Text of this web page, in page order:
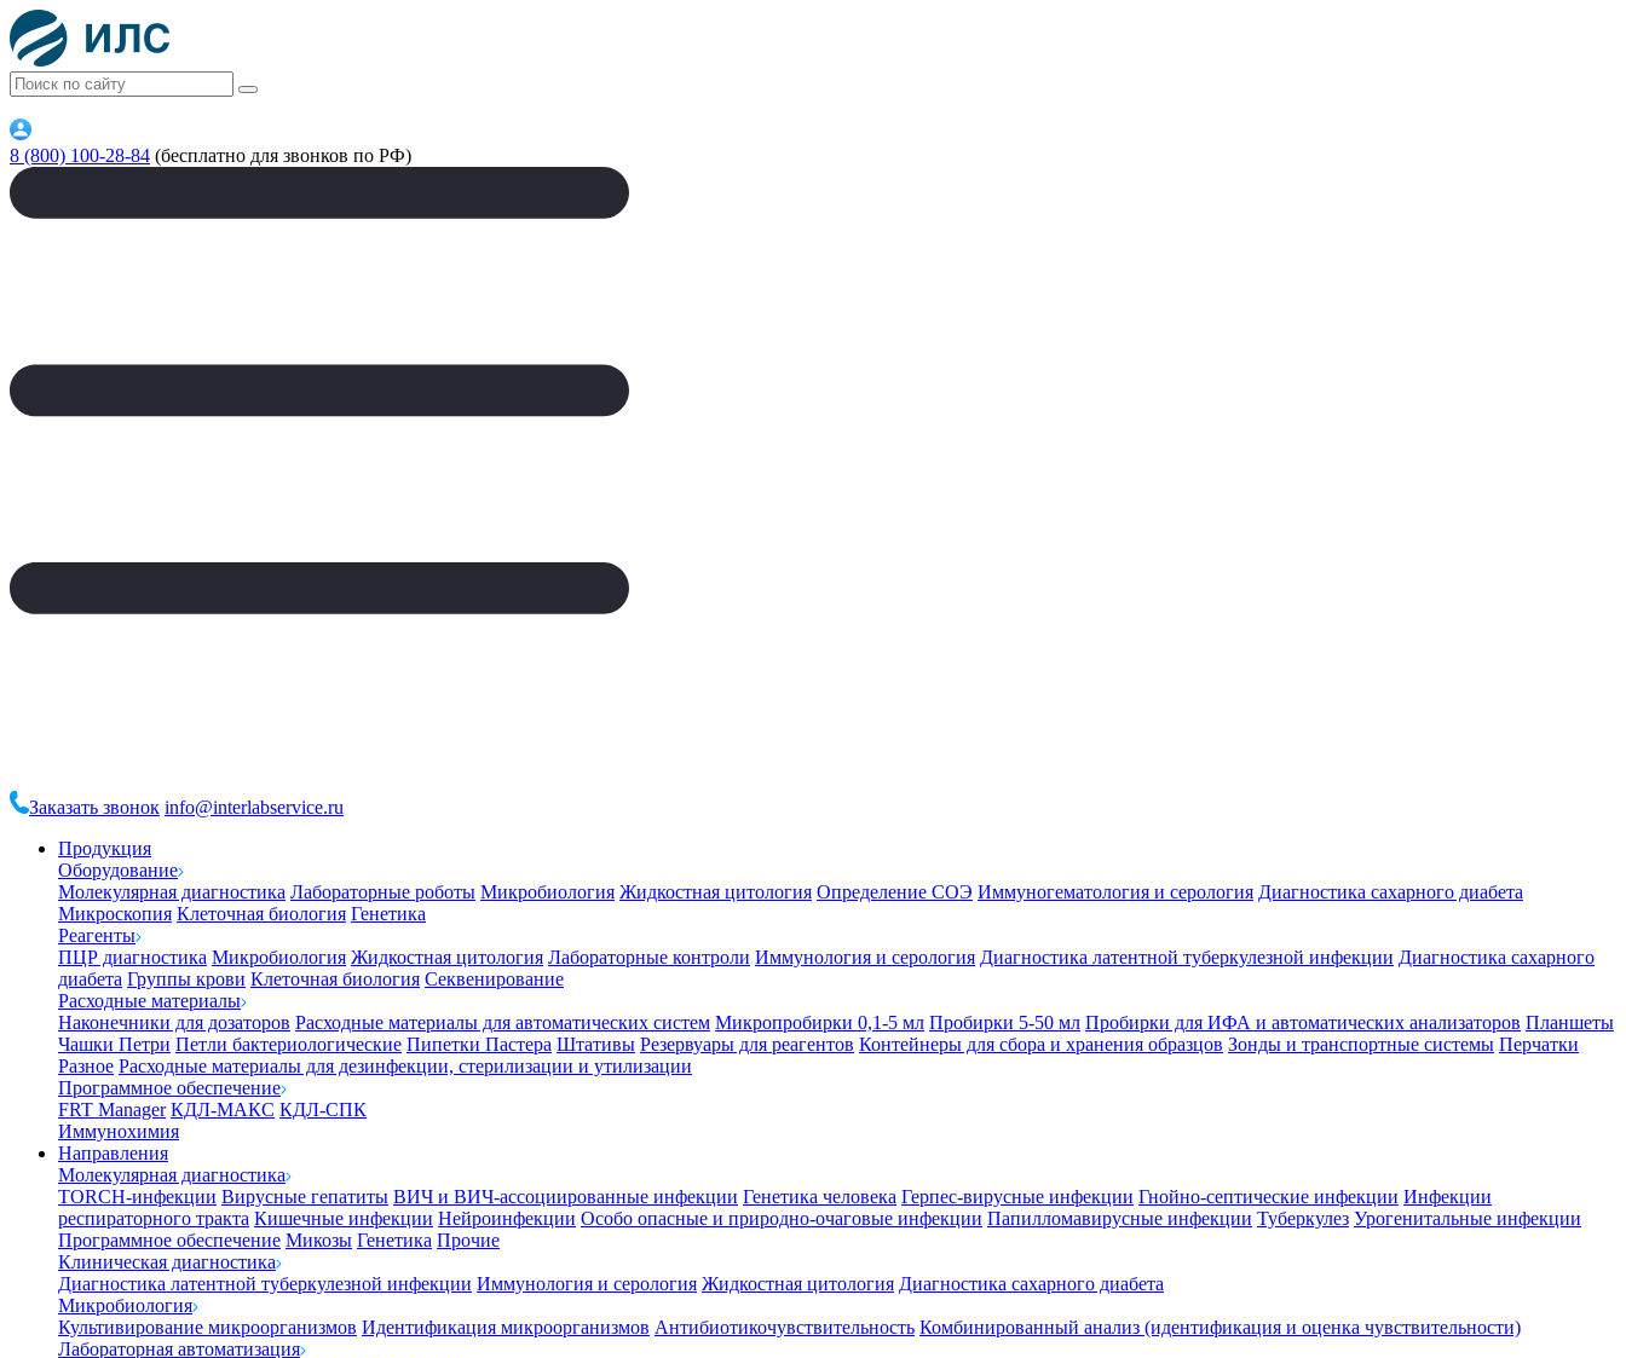
8 (800) 100-28-84 (бесплатно для звонков по РФ)
Заказать звонок info@interlabservice.ru
Продукция
Оборудование
Молекулярная диагностика Лабораторные роботы Микробиология Жидкостная цитология Определение СОЭ Иммуногематология и серология Диагностика сахарного диабета
Микроскопия Клеточная биология Генетика
Реагенты
ПЦР диагностика Микробиология Жидкостная цитология Лабораторные контроли Иммунология и серология Диагностика латентной туберкулезной инфекции Диагностика сахарного
диабета Группы крови Клеточная биология Секвенирование
Расходные материалы
Наконечники для дозаторов Расходные материалы для автоматических систем Микропробирки 0,1-5 мл Пробирки 5-50 мл Пробирки для ИФА и автоматических анализаторов Планшеты
Чашки Петри Петли бактериологические Пипетки Пастера Штативы Резервуары для реагентов Контейнеры для сбора и хранения образцов Зонды и транспортные системы Перчатки
Разное Расходные материалы для дезинфекции, стерилизации и утилизации
Программное обеспечение
FRT Manager КДЛ-МАКС КДЛ-СПК
Иммунохимия
Направления
Молекулярная диагностика
TORCH-инфекции Вирусные гепатиты ВИЧ и ВИЧ-ассоциированные инфекции Генетика человека Герпес-вирусные инфекции Гнойно-септические инфекции Инфекции
респираторного тракта Кишечные инфекции Нейроинфекции Особо опасные и природно-очаговые инфекции Папилломавирусные инфекции Туберкулез Урогенитальные инфекции
Программное обеспечение Микозы Генетика Прочие
Клиническая диагностика
Диагностика латентной туберкулезной инфекции Иммунология и серология Жидкостная цитология Диагностика сахарного диабета
Микробиология
Культивирование микроорганизмов Идентификация микроорганизмов Антибиотикочувствительность Комбинированный анализ (идентификация и оценка чувствительности)
Лабораторная автоматизация